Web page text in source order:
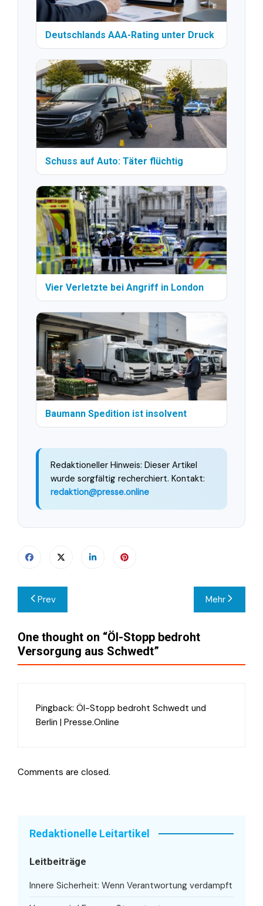
Deutschlands AAA-Rating unter Druck
Schuss auf Auto: Täter flüchtig
Vier Verletzte bei Angriff in London
Baumann Spedition ist insolvent
Redaktioneller Hinweis: Dieser Artikel
wurde sorgfältig recherchiert. Kontakt:
redaktion@presse.online
Beitragsnavigation
Prev Mehr
One thought on “Öl-Stopp bedroht
Versorgung aus Schwedt”
Pingback: Öl-Stopp bedroht Schwedt und
Berlin | Presse.Online
Comments are closed.
Redaktionelle Leitartikel
Leitbeiträge
Innere Sicherheit: Wenn Verantwortung verdampft